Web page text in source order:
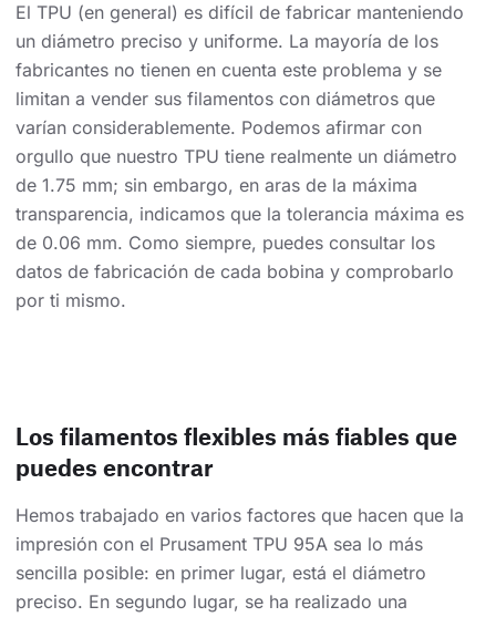
El TPU (en general) es difícil de fabricar manteniendo
un diámetro preciso y uniforme. La mayoría de los
fabricantes no tienen en cuenta este problema y se
limitan a vender sus filamentos con diámetros que
varían considerablemente. Podemos afirmar con
orgullo que nuestro TPU tiene realmente un diámetro
de 1.75 mm; sin embargo, en aras de la máxima
transparencia, indicamos que la tolerancia máxima es
de 0.06 mm. Como siempre, puedes consultar los
datos de fabricación de cada bobina y comprobarlo
por ti mismo.
Los filamentos flexibles más fiables que
puedes encontrar
Hemos trabajado en varios factores que hacen que la
impresión con el Prusament TPU 95A sea lo más
sencilla posible: en primer lugar, está el diámetro
preciso. En segundo lugar, se ha realizado una